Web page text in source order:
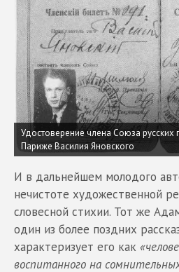
Удостоверение члена Союза русских
Париже Василия Яновского
И в дальнейшем молодого
нечистоте художественной
словесной стихии. Тот же
один из более поздних
характеризует его как
воспитанного на